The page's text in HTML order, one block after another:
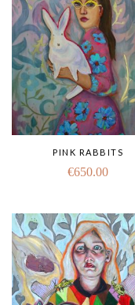
PINK RABBITS
€650.00